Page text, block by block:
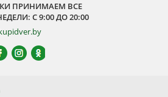
ПРИНИМАЕМ ВСЕ
С 9:00 ДО 20:00